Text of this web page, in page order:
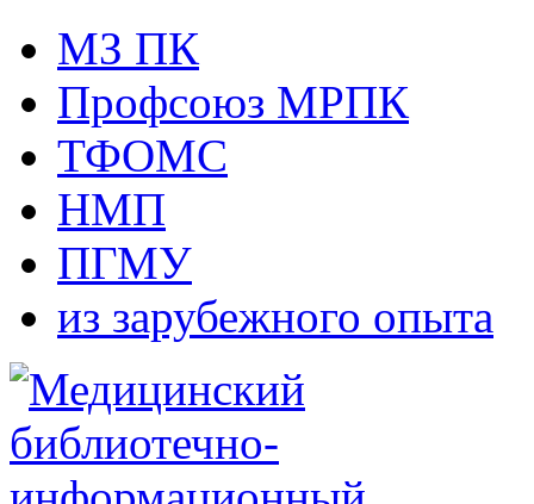
МЗ ПК
Профсоюз МРПК
ТФОМС
НМП
ПГМУ
из зарубежного опыта